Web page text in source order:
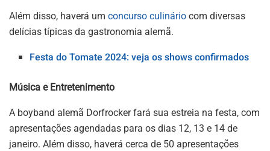
Além disso, haverá um concurso culinário com diversas
delícias típicas da gastronomia alemã.
Festa do Tomate 2024: veja os shows confirmados
Música e Entretenimento
A boyband alemã Dorfrocker fará sua estreia na festa, com
apresentações agendadas para os dias 12, 13 e 14 de
janeiro. Além disso, haverá cerca de 50 apresentações